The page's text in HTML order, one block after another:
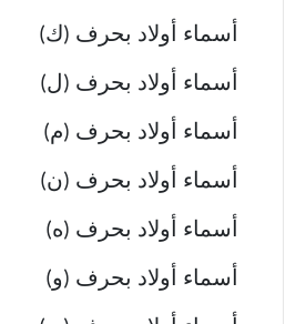
أسماء أولاد بحرف (ك)
أسماء أولاد بحرف (ل)
أسماء أولاد بحرف (م)
أسماء أولاد بحرف (ن)
أسماء أولاد بحرف (ه)
أسماء أولاد بحرف (و)